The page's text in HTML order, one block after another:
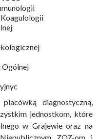
diagnostyczną,
jednostkom, które
w Grajewie oraz na